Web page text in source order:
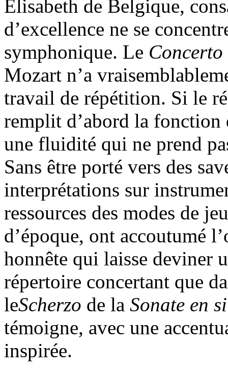
Élisabeth de Belgique,
d’excellence ne se
symphonique. Le
Mozart n’a
travail de répétition. Si le
remplit d’abord la fonction
une fluidité qui ne prend
Sans être porté vers des
interprétations sur
ressources des modes de
d’époque, ont accoutumé
honnête qui laisse deviner
répertoire concertant que
leScherzo de la Sonate en
témoigne, avec une
inspirée.